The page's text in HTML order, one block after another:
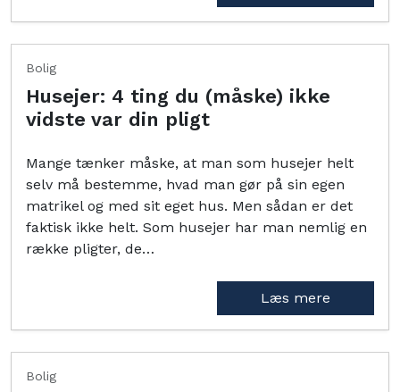
Bolig
Husejer: 4 ting du (måske) ikke
vidste var din pligt
Mange tænker måske, at man som husejer helt
selv må bestemme, hvad man gør på sin egen
matrikel og med sit eget hus. Men sådan er det
faktisk ikke helt. Som husejer har man nemlig en
række pligter, de…
Læs mere
Bolig